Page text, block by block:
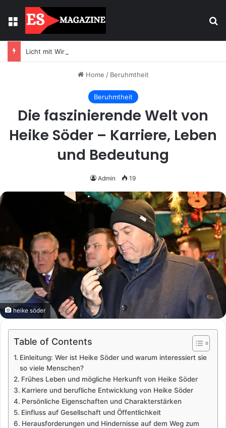
Menu
Home / Beruhmtheit
Beruhmtheit
Die faszinierende Welt von
Heike Söder – Karriere, Leben
und Bedeutung
Admin 19
heike söder
Table of Contents
Einleitung: Wer ist Heike Söder und warum interessiert sie
so viele Menschen?
Frühes Leben und mögliche Herkunft von Heike Söder
Karriere und berufliche Entwicklung von Heike Söder
Persönliche Eigenschaften und Charakterstärken
Einfluss auf Gesellschaft und Öffentlichkeit
Herausforderungen und Hindernisse auf dem Weg zum